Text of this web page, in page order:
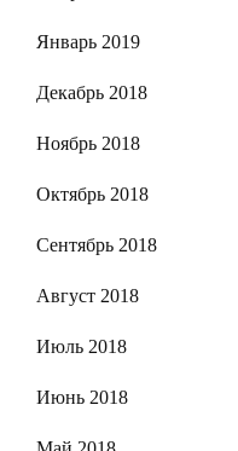
Январь 2019
Декабрь 2018
Ноябрь 2018
Октябрь 2018
Сентябрь 2018
Август 2018
Июль 2018
Июнь 2018